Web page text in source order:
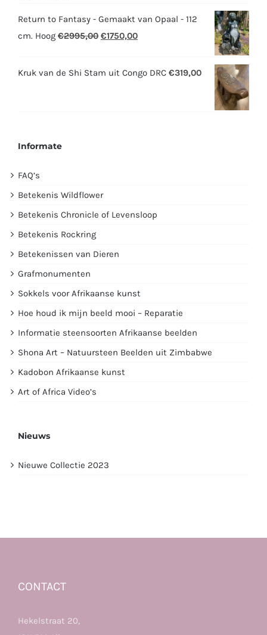
Return to Fantasy - Gemaakt van Opaal - 112
cm. Hoog €2995,00 Oorspronkelijke
was:
€1750,00Huidige
is:
Kruk van de Shi Stam uit Congo DRC €319,00
Informate
FAQ’s
Betekenis Wildflower
Betekenis Chronicle of Levensloop
Betekenis Rockring
Betekenissen van Dieren
Grafmonumenten
Sokkels voor Afrikaanse kunst
Hoe houd ik mijn beeld mooi – Reparatie
Informatie steensoorten Afrikaanse beelden
Shona Art – Natuursteen Beelden uit Zimbabwe
Kadobon Afrikaanse kunst
Art of Africa Video’s
Nieuws
Nieuwe Collectie 2023
CONTACT
Hekelstraat 20,